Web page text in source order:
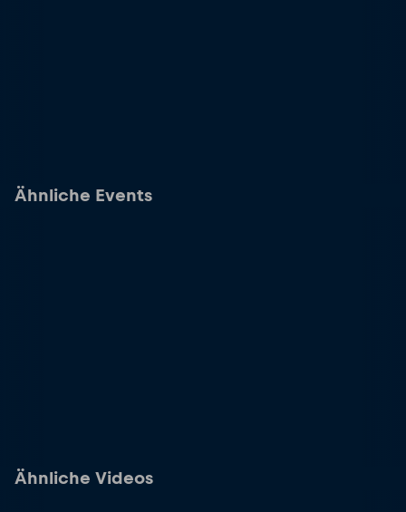
Ähnliche Events
Ähnliche Videos